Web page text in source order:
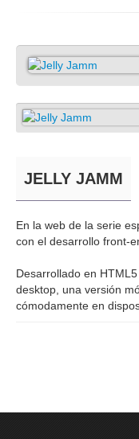
JELLY JAMM
En la web de la serie
con el desarrollo front-
Desarrollado en
desktop, una versión
cómodamente en